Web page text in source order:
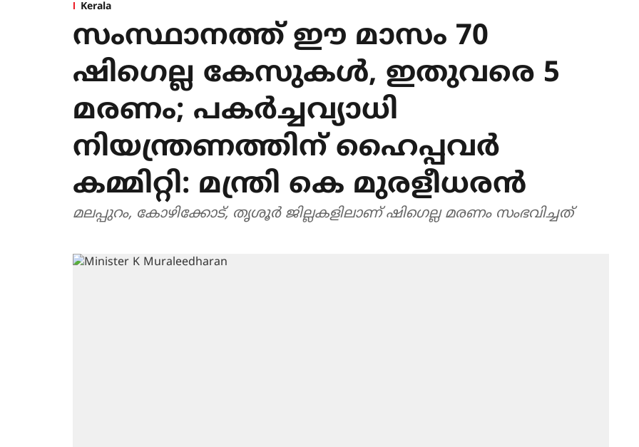
Kerala
സംസ്ഥാനത്ത് ഈ മാസം 70
ഷിഗെല്ല കേസുകള്‍, ഇതുവരെ 5
മരണം; പകര്‍ച്ചവ്യാധി
നിയന്ത്രണത്തിന് ഹൈപ്പവര്‍
കമ്മിറ്റി: മന്ത്രി കെ മുരളീധരന്‍
മലപ്പുറം, കോഴിക്കോട്, തൃശൂര്‍ ജില്ലകളിലാണ് ഷിഗെല്ല മരണം സംഭവിച്ചത്